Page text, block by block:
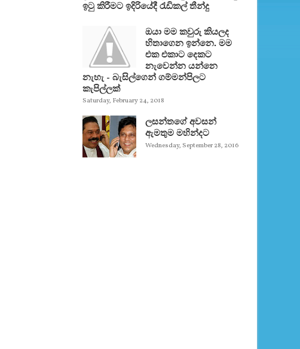
ඉටු කිරීමට ඉදිරියේදී රැඩිකල් තීන්දු
ඔයා මම කවුරු කියලද
හිතාගෙන ඉන්නෙ. මම
එක එකාට දෙකට
නැවෙන්න යන්නෙ
නැහැ - බැසිල්ගෙන් ගම්මන්පිලට
කැපිල්ලක්
Saturday, February 24, 2018
ලසන්තගේ අවසන්
ඇමතුම මහින්දට
Wednesday, September 28, 2016